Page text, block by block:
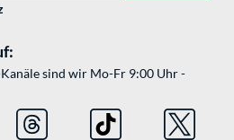
sind wir Mo-Fr 9:00 Uhr -